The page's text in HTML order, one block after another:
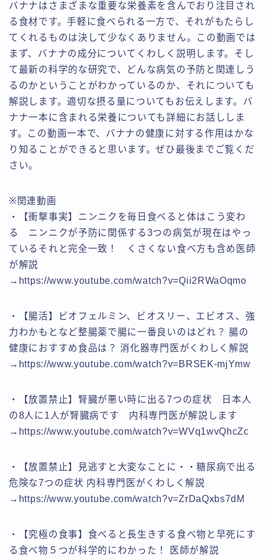
バナナはさまざまな重要な栄養素を含んでおり注目され
る食材です。手軽に食べられる一方で、それがもたらし
てくれるものは決して少なくありません。この動画では
まず、バナナの成分についてくわしく説明します。そし
て最新の科学的な研究で、どんな病気の予防と関連しう
るのかということがわかっているのか、それについても
解説します。適切な摂る量についてもお伝えします。バ
ナナ一本に含まれる栄養についても詳細にお話ししま
す。この動画一本で、バナナの健康に対する作用はかな
り知ることができると思います。ぜひ最後までご覧くだ
さい。
※関連動画
・【衝撃事実】ニンニクを毎日食べると体はこう変わ
る ニンニクが予防に関係する3つの病気が現在はやっ
ているそれと完全一致！ くさくない食べ方も含め医師
が解説
→https://www.youtube.com/watch?v=Qii2RWaOqmo
・【腸活】ビオフェルミン、ビオスリー、エビオス、強
力わかもとなど整腸薬で腸に一番良いのはどれ？ 腸の
健康におすすめ食品は？ 消化器専門医がくわしく解説
→https://www.youtube.com/watch?v=BRSEK-mjYmw
・【放置禁止】腎臓が悪い時に出る7つの症状 日本人
の8人に1人が腎臓病です 内科専門医が解説します
→https://www.youtube.com/watch?v=WVq1wvQhcZc
・【放置禁止】見逃すと大変なことに・・糖尿病で出る
危険な7つの症状 内科専門医がくわしく解説
→https://www.youtube.com/watch?v=ZrDaQxbs7dM
・【究極の食事】食べると長生きする食べ物と早死にす
る食べ物５つが科学的にわかった！ 医師が解説